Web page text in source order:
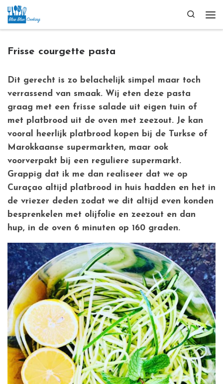
Ga naar inhoud
Search
Frisse courgette pasta
Dit gerecht is zo belachelijk simpel maar toch
verrassend van smaak. Wij eten deze pasta
graag met een frisse salade uit eigen tuin of
met platbrood uit de oven met zeezout. Je kan
vooral heerlijk platbrood kopen bij de Turkse of
Marokkaanse supermarkten, maar ook
voorverpakt bij een reguliere supermarkt.
Grappig dat ik me dan realiseer dat we op
Curaçao altijd platbrood in huis hadden en het in
de vriezer deden zodat we dit altijd even konden
besprenkelen met olijfolie en zeezout en dan
hup, in de oven 6 minuten op 160 graden.